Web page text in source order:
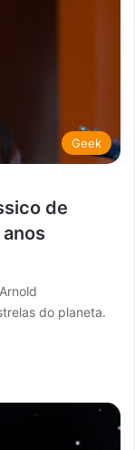
Geek
de
do planeta.